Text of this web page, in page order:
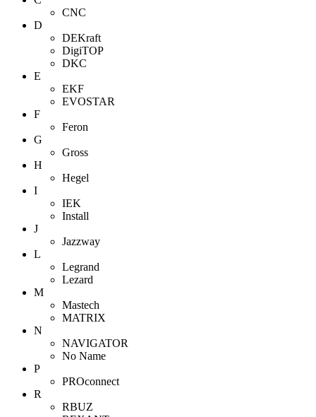
CNC
D
DEKraft
DigiTOP
DKC
E
EKF
EVOSTAR
F
Feron
G
Gross
H
Hegel
I
IEK
Install
J
Jazzway
L
Legrand
Lezard
M
Mastech
MATRIX
N
NAVIGATOR
No Name
P
PROconnect
R
RBUZ